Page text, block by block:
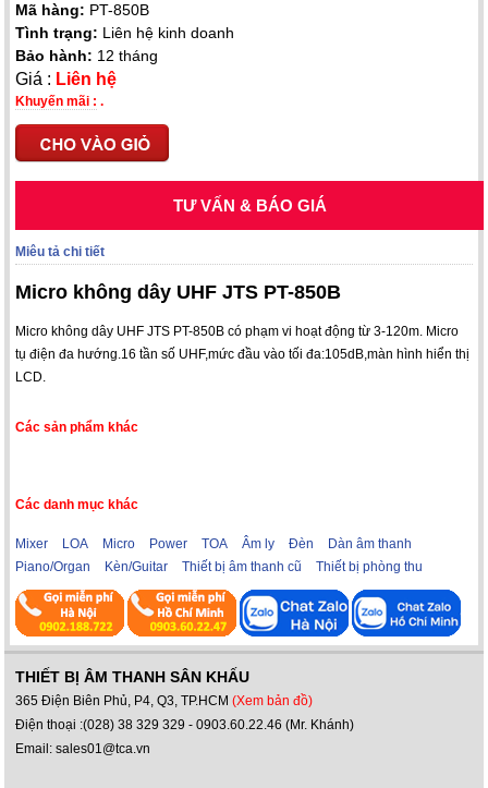
Mã hàng: PT-850B
Tình trạng: Liên hệ kinh doanh
Bảo hành: 12 tháng
Giá : Liên hệ
Khuyến mãi : .
TƯ VẤN & BÁO GIÁ
Miêu tả chi tiết
Micro không dây UHF JTS PT-850B
Micro không dây UHF JTS PT-850B có phạm vi hoạt động từ 3-120m. Micro
tụ điện đa hướng.16 tần số UHF,mức đầu vào tối đa:105dB,màn hình hiển thị
LCD.
Các sản phẩm khác
Các danh mục khác
Mixer LOA Micro Power TOA Âm ly Đèn
Dàn âm thanh
Piano/Organ
Kèn/Guitar Thiết bị âm thanh cũ Thiết bị phòng thu
THIẾT BỊ ÂM THANH SÂN KHẤU
365 Điện Biên Phủ, P4, Q3, TP.HCM(Xem bản đồ)
Điện thoại :(028) 38 329 329 - 0903.60.22.46 (Mr. Khánh)
Email: sales01@tca.vn